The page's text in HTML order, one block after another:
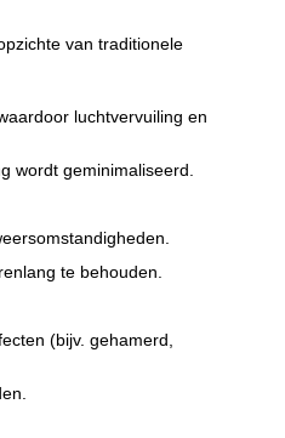
van traditionele
luchtvervuiling en
wordt geminimaliseerd.
te behouden.
(bijv. gehamerd,